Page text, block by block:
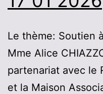
Le thème: Soutien
Mme Alice
partenariat avec le
et la Maison